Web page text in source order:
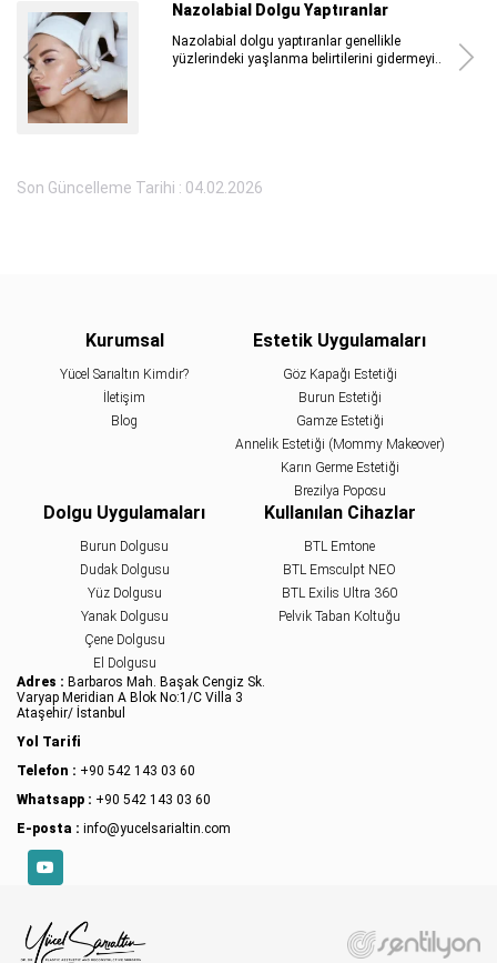
Nazolabial Dolgu Yaptıranlar
Nazolabial dolgu yaptıranlar genellikle
yüzlerindeki yaşlanma belirtilerini gidermeyi..
Son Güncelleme Tarihi : 04.02.2026
Kurumsal
Yücel Sarıaltın Kimdir?
İletişim
Blog
Estetik Uygulamaları
Göz Kapağı Estetiği
Burun Estetiği
Gamze Estetiği
Annelik Estetiği (Mommy Makeover)
Karın Germe Estetiği
Brezilya Poposu
Dolgu Uygulamaları
Burun Dolgusu
Dudak Dolgusu
Yüz Dolgusu
Yanak Dolgusu
Çene Dolgusu
El Dolgusu
Kullanılan Cihazlar
BTL Emtone
BTL Emsculpt NEO
BTL Exilis Ultra 360
Pelvik Taban Koltuğu
Adres : Barbaros Mah. Başak Cengiz Sk.
Varyap Meridian A Blok No:1/C Villa 3
Ataşehir/ İstanbul
Yol Tarifi
Telefon : +90 542 143 03 60
Whatsapp : +90 542 143 03 60
E-posta : info@yucelsarialtin.com
YouTube